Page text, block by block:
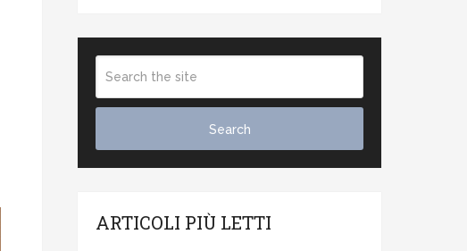
ARTICOLI PIÙ LETTI